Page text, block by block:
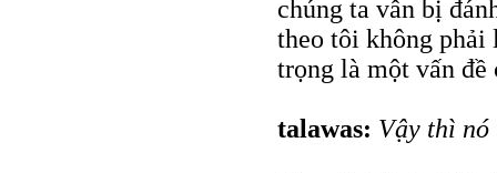
chúng ta vẫn bị
theo tôi không phải
trọng là một vấn
talawas: Vậy thì nó